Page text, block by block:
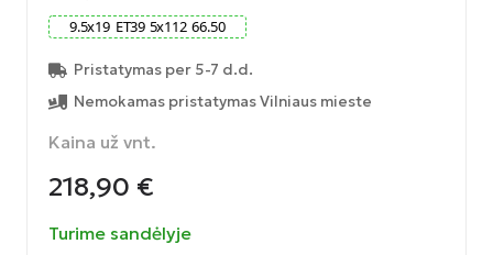
9.5x19 ET39 5x112 66.50
Pristatymas per 5-7 d.d.
Nemokamas pristatymas Vilniaus mieste
Kaina už vnt.
218,90 €
Turime sandėlyje